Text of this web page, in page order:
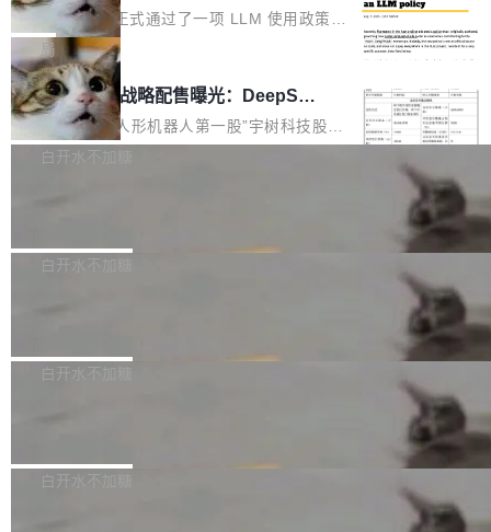
等内容展开系统讲解和实战交流，帮助企业进一
步了解开源鸿蒙在智能...
据：2025 年全年 10 亿次 commit。现在，每周
2.75 亿次，全年预计 140 亿次。GitHub...
上，Prime Agent + Opus 5 的组合达到了 95.
5% RHAE Best@1，超过了 ARC 报告的人类专
家基线 95.4%。 不是又一个 coding agent 包装
器 Prime Agent 的架构和市面上大多数 coding
agent 有本质区别。大多数 agent harness 的设
计是基于早期模型的能力—...
止，但你要承认哪些代码不是你写的
Rust 语言项目正式通过了一项 LLM 使用政策，
覆盖 rust-lang/rust 单一仓库的代码贡献。这不
是项目级别的官方立场，目前由五个团队采纳，
但它可能是主流开源项目中关于 AI 辅助贡献最
细致的一份规则。 政策的核心只有一句话：LLM
可以用来分析、提炼、审阅、建议，但不能用来
不得生成涉及安全性的关键变更，除非作者本身
局
宇树科技 IPO 战略配售曝光：DeepSe
ek 获配 93.3 万股，锁定 36 个月
8月6日晚间，“人形机器人第一股”宇树科技股份
有限公司披露IPO发行价格及战略配售结果，杭
36个月。 公告显示，本次宇树科技战略配售对
员工参与设立的专项资产管理计划。其中，Dee
获配9...
白开水不加糖
Bug fixes and enhancements 修复多次传递同
一个回归问题，该问题导致拉取镜像时会拒绝包
题，该问题可能导致在旧版 Linux 内核...
白开水不加糖
e 孵化器项目管理委员会（IPMC）投票中获得
P）！这一里程碑不仅标志着 Fluss 迈入新的发
白开水不加糖
长期停止内容更新，未能实现其作为“AI版维基百
白开水不加糖